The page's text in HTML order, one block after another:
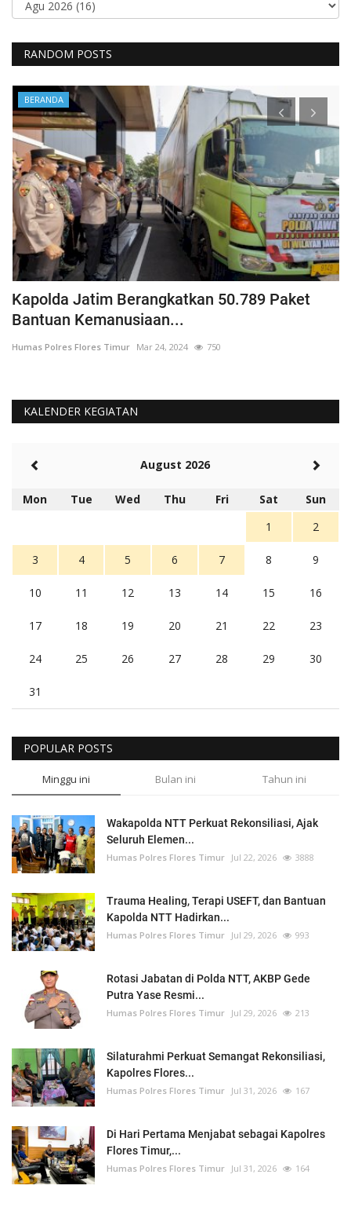
RANDOM POSTS
BERANDA
Kapolda Jatim Berangkatkan 50.789 Paket
Bantuan Kemanusiaan...
Humas Polres Flores Timur Mar 24, 2024 750
KALENDER KEGIATAN
August 2026
Mon Tue Wed Thu Fri Sat
Sun
1
2
3 4 5 6 7 8 9
10 11 12 13 14 15 16
17 18 19 20 21 22 23
24 25 26 27 28 29 30
31
POPULAR POSTS
Minggu ini Bulan ini Tahun ini
Wakapolda NTT Perkuat Rekonsiliasi, Ajak
Seluruh Elemen...
Humas Polres Flores Timur Jul 22, 2026 3888
Trauma Healing, Terapi USEFT, dan Bantuan
Kapolda NTT Hadirkan...
Humas Polres Flores Timur Jul 29, 2026 993
Rotasi Jabatan di Polda NTT, AKBP Gede
Putra Yase Resmi...
Humas Polres Flores Timur Jul 29, 2026 213
Silaturahmi Perkuat Semangat Rekonsiliasi,
Kapolres Flores...
Humas Polres Flores Timur Jul 31, 2026 167
Di Hari Pertama Menjabat sebagai Kapolres
Flores Timur,...
Humas Polres Flores Timur Jul 31, 2026 164